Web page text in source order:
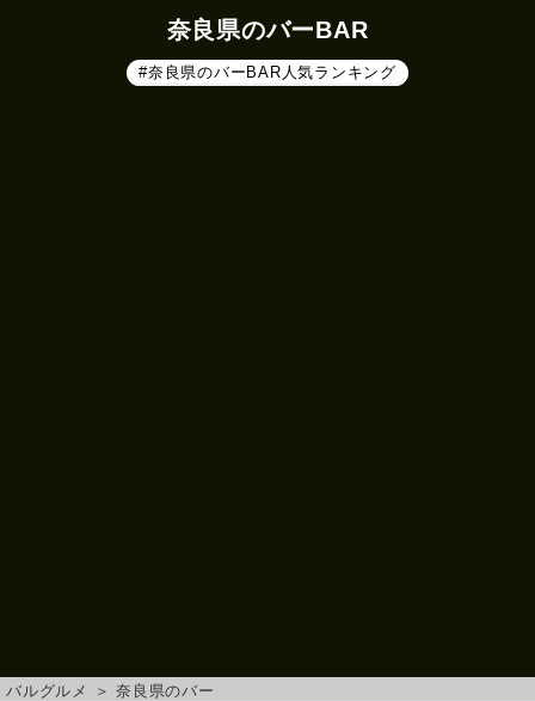
奈良県のバーBAR
#奈良県のバーBAR人気ランキング
バルグルメ ＞ 奈良県のバー